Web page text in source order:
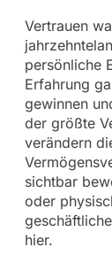
Vertrauen
persönliche
Erfahrung
gewinnen
der größte
verändern
sichtbar
oder
hier.